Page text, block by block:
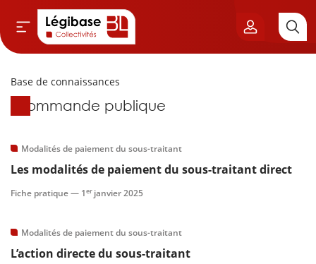
& Cimetières
& Élu local
Base de connaissances
Base de connaissances
Commande publique
Modalités de paiement du sous-traitant
Les modalités de paiement du sous-traitant direct
Fiche pratique — 1er janvier 2025
Modalités de paiement du sous-traitant
L’action directe du sous-traitant